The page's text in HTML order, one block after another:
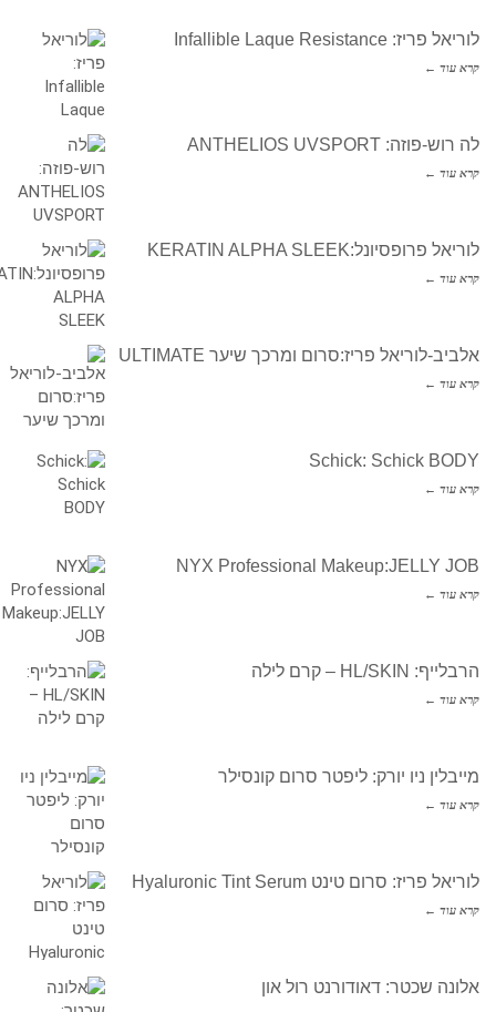
לוריאל פריז: Infallible Laque Resistance
קרא עוד ←
לה רוש-פוזה: ANTHELIOS UVSPORT
קרא עוד ←
לוריאל פרופסיונל:KERATIN ALPHA SLEEK
קרא עוד ←
אלביב-לוריאל פריז:סרום ומרכך שיער ULTIMATE
קרא עוד ←
Schick: Schick BODY
קרא עוד ←
NYX Professional Makeup:JELLY JOB
קרא עוד ←
הרבלייף: HL/SKIN – קרם לילה
קרא עוד ←
מייבלין ניו יורק: ליפטר סרום קונסילר
קרא עוד ←
לוריאל פריז: סרום טינט Hyaluronic Tint Serum
קרא עוד ←
אלונה שכטר: דאודורנט רול און